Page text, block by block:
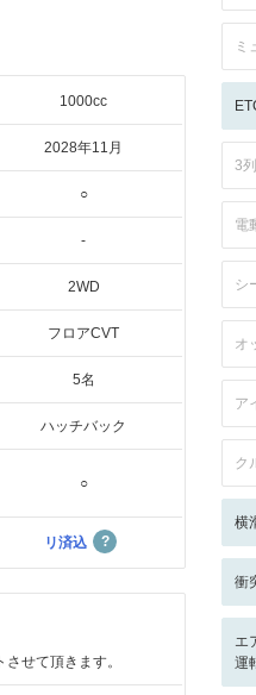
1000cc
2028年11月
○
-
2WD
フロアCVT
5名
ハッチバック
○
リ済込
せて頂きます。
ミ
3
電
シ
オ
ア
ク
横
衝
エ
運